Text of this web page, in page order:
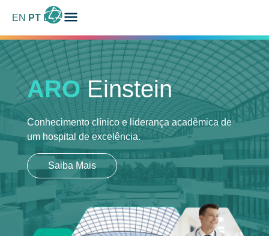
EN PT ES
ARO Einstein
Conhecimento clínico e liderança acadêmica de
um hospital de excelência.
Saiba Mais